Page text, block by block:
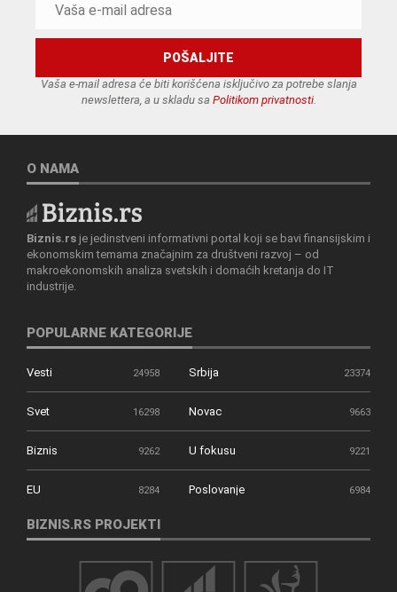
Vaša e-mail adresa će biti korišćena isključivo za potrebe slanja
newslettera, a u skladu sa Politikom privatnosti.
O NAMA
Biznis.rs je jedinstveni informativni portal koji se bavi finansijskim i
ekonomskim temama značajnim za društveni razvoj – od
makroekonomskih analiza svetskih i domaćih kretanja do IT
industrije.
POPULARNE KATEGORIJE
Vesti 24958 Srbija 23374
Svet 16298 Novac 9663
Biznis 9262 U fokusu 9221
EU 8284 Poslovanje 6984
BIZNIS.RS PROJEKTI